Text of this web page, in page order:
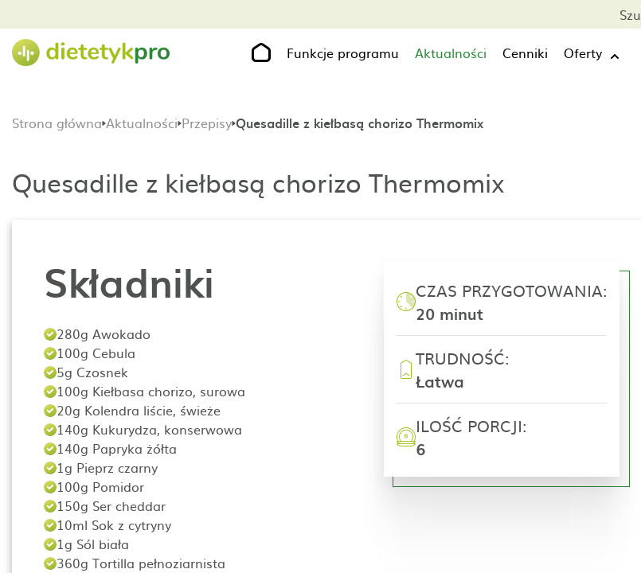
Funkcje programu
Aktualności Cenniki Oferty
Strona główna Aktualności Przepisy Quesadille z kiełbasą chorizo Thermomix
Quesadille z kiełbasą chorizo Thermomix
Składniki
280g Awokado
100g Cebula
5g Czosnek
100g Kiełbasa chorizo, surowa
20g Kolendra liście, świeże
140g Kukurydza, konserwowa
140g Papryka żółta
1g Pieprz czarny
100g Pomidor
150g Ser cheddar
10ml Sok z cytryny
1g Sól biała
360g Tortilla pełnoziarnista
CZAS PRZYGOTOWANIA:
20 minut
TRUDNOŚĆ:
Łatwa
ILOŚĆ PORCJI:
6